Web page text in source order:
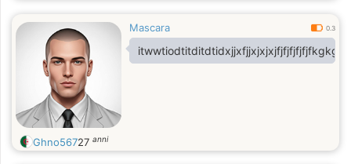
Mascara 0.3
Ghno56727 anni